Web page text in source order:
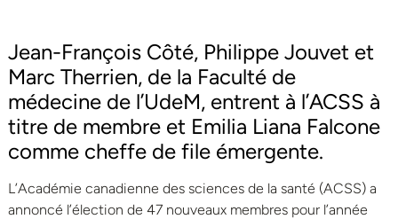
Jean-François Côté, Philippe Jouvet et
Marc Therrien, de la Faculté de
médecine de l’UdeM, entrent à l’ACSS à
titre de membre et Emilia Liana Falcone
comme cheffe de file émergente.
L’Académie canadienne des sciences de la santé (ACSS) a
annoncé l’élection de 47 nouveaux membres pour l’année